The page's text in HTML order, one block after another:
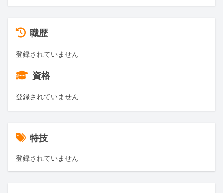
職歴
登録されていません
資格
登録されていません
特技
登録されていません